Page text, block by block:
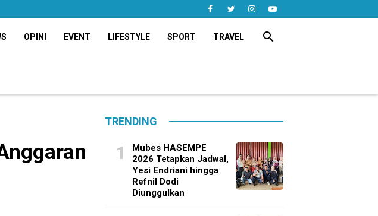
OPINI EVENT LIFESTYLE SPORT TRAVEL search
TRENDING
Mubes HASEMPE
2026 Tetapkan Jadwal,
Yesi Endriani hingga
Refnil Dodi
Diunggulkan